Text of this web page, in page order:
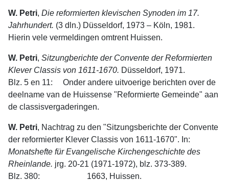
W. Petri, Die reformierten klevischen Synoden im 17.
Jahrhundert. (3 dln.) Düsseldorf, 1973 – Köln, 1981.
Hierin vele vermeldingen omtrent Huissen.
W. Petri, Sitzungberichte der Convente der Reformierten
Klever Classis von 1611-1670. Düsseldorf, 1971.
Blz. 5 en 11: Onder andere uitvoerige berichten over de
deelname van de Huissense "Reformierte Gemeinde" aan
de classisver­gaderingen.
W. Petri, Nachtrag zu den "Sitzungsberichte der Convente
der reformierter Klever Classis von 1611-1670". In:
Monatshefte für Evangelische Kirchenge­schichte des
Rheinlande. jrg. 20-21 (1971-1972), blz. 373-389.
Blz. 380: 1663, Huissen.